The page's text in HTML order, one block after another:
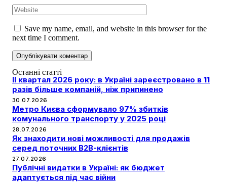
Save my name, email, and website in this browser for the
next time I comment.
Останні статті
II квартал 2026 року: в Україні зареєстровано в 11
разів більше компаній, ніж припинено
30.07.2026
Метро Києва сформувало 97% збитків
комунального транспорту у 2025 році
28.07.2026
Як знаходити нові можливості для продажів
серед поточних B2B-клієнтів
27.07.2026
Публічні видатки в Україні: як бюджет
адаптується під час війни